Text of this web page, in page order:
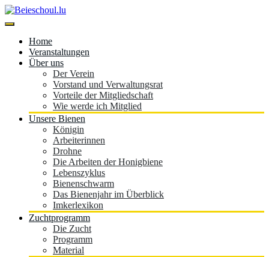
Skip
to
Beieschoul.lu
Home
Veranstaltungen
Über uns
Der Verein
Vorstand und Verwaltungsrat
Vorteile der Mitgliedschaft
Wie werde ich Mitglied
Unsere Bienen
Königin
Arbeiterinnen
Drohne
Die Arbeiten der Honigbiene
Lebenszyklus
Bienenschwarm
Das Bienenjahr im Überblick
Imkerlexikon
Zuchtprogramm
Die Zucht
Programm
Material